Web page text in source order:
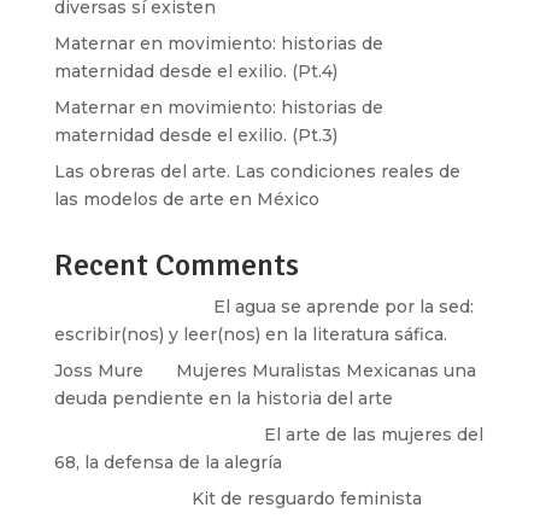
diversas sí existen
Maternar en movimiento: historias de
maternidad desde el exilio. (Pt.4)
Maternar en movimiento: historias de
maternidad desde el exilio. (Pt.3)
Las obreras del arte. Las condiciones reales de
las modelos de arte en México
Recent Comments
El agua se aprende por la sed:
escribir(nos) y leer(nos) en la literatura sáfica.
Joss Mure
Mujeres Muralistas Mexicanas una
deuda pendiente en la historia del arte
El arte de las mujeres del
68, la defensa de la alegría
Kit de resguardo feminista